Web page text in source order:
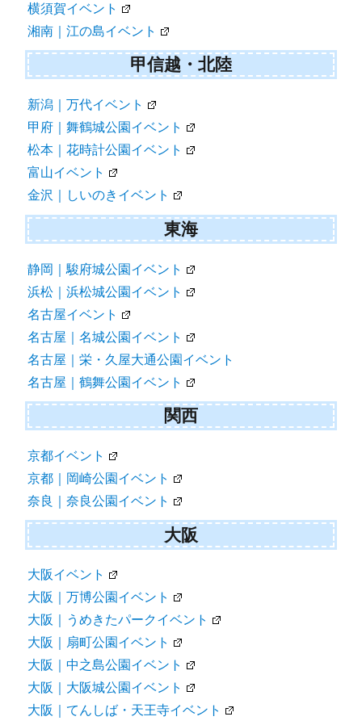
横須賀イベント
湘南｜江の島イベント
甲信越・北陸
新潟｜万代イベント
甲府｜舞鶴城公園イベント
松本｜花時計公園イベント
富山イベント
金沢｜しいのきイベント
東海
静岡｜駿府城公園イベント
浜松｜浜松城公園イベント
名古屋イベント
名古屋｜名城公園イベント
名古屋｜栄・久屋大通公園イベント
名古屋｜鶴舞公園イベント
関西
京都イベント
京都｜岡崎公園イベント
奈良｜奈良公園イベント
大阪
大阪イベント
大阪｜万博公園イベント
大阪｜うめきたパークイベント
大阪｜扇町公園イベント
大阪｜中之島公園イベント
大阪｜大阪城公園イベント
大阪｜てんしば・天王寺イベント